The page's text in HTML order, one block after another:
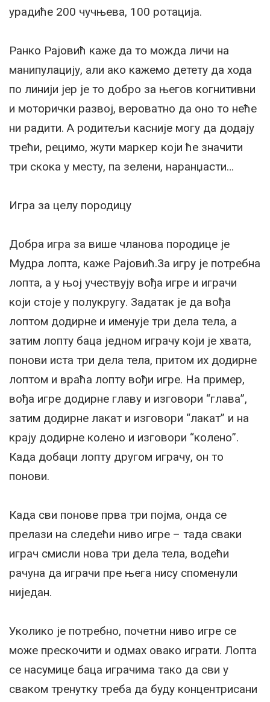
урадиће 200 чучњева, 100 ротација.
Ранко Рајовић каже да то можда личи на
манипулацију, али ако кажемо детету да хода
по линији јер је то добро за његов когнитивни
и моторички развој, вероватно да оно то неће
ни радити. А родитељи касније могу да додају
трећи, рецимо, жути маркер који ће значити
три скока у месту, па зелени, наранџасти…
Игра за целу породицу
Добра игра за више чланова породице је
Мудра лопта, каже Рајовић.За игру је потребна
лопта, а у њој учествују вођа игре и играчи
који стоје у полукругу. Задатак је да вођа
лоптом додирне и именује три дела тела, а
затим лопту баца једном играчу који је хвата,
понови иста три дела тела, притом их додирне
лоптом и враћа лопту вођи игре. На пример,
вођа игре додирне главу и изговори “глава”,
затим додирне лакат и изговори “лакат” и на
крају додирне колено и изговори “колено”.
Када добаци лопту другом играчу, он то
понови.
Када сви понове прва три појма, онда се
прелази на следећи ниво игре – тада сваки
играч смисли нова три дела тела, водећи
рачуна да играчи пре њега нису споменули
ниједан.
Уколико је потребно, почетни ниво игре се
може прескочити и одмах овако играти. Лопта
се насумице баца играчима тако да сви у
сваком тренутку треба да буду концентрисани